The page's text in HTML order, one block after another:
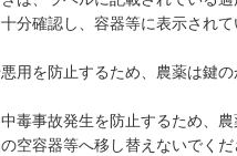
分確認し、容器等に表示され
用を防止するため、農薬は鍵
毒事故発生を防止するため、
空容器等へ移し替えないでくだ